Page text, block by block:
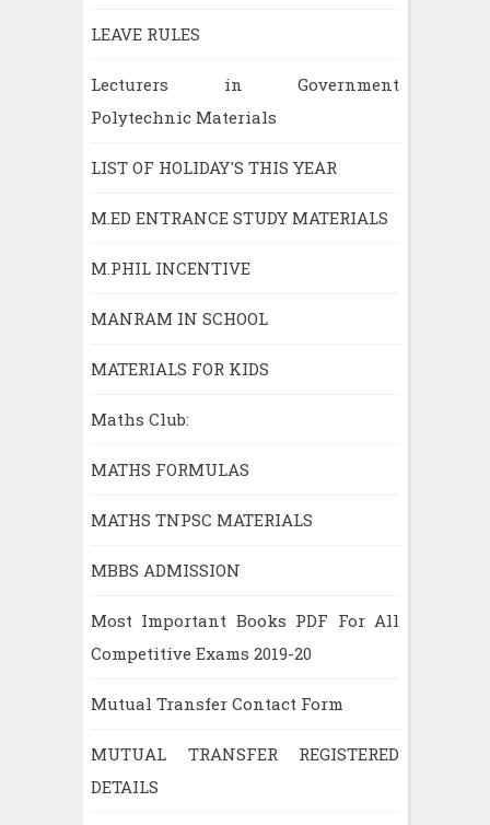
LEAVE RULES
Lecturers in Government
Polytechnic Materials
LIST OF HOLIDAY'S THIS YEAR
M.ED ENTRANCE STUDY MATERIALS
M.PHIL INCENTIVE
MANRAM IN SCHOOL
MATERIALS FOR KIDS
Maths Club:
MATHS FORMULAS
MATHS TNPSC MATERIALS
MBBS ADMISSION
Most Important Books PDF For All
Competitive Exams 2019-20
Mutual Transfer Contact Form
MUTUAL TRANSFER REGISTERED
DETAILS